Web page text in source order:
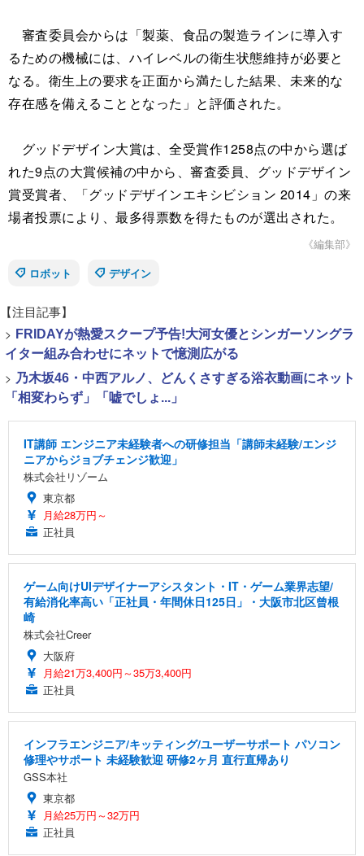
審査委員会からは「製薬、食品の製造ラインに導入す
るための機械には、ハイレベルの衛生状態維持が必要と
なる。衛生上の要求を正面から満たした結果、未来的な
存在感を備えることとなった」と評価された。
グッドデザイン大賞は、全受賞作1258点の中から選ば
れた9点の大賞候補の中から、審査委員、グッドデザイン
賞受賞者、「グッドデザインエキシビション 2014」の来
場者投票により、最多得票数を得たものが選出された。
《編集部》
ロボット
デザイン
【注目記事】
> FRIDAYが熱愛スクープ予告!大河女優とシンガーソングラ
イター組み合わせにネットで憶測広がる
> 乃木坂46・中西アルノ、どんくさすぎる浴衣動画にネット
「相変わらず」「嘘でしょ...」
IT講師 エンジニア未経験者への研修担当「講師未経験/エンジ
ニアからジョブチェンジ歓迎」
株式会社リゾーム
東京都
月給28万円～
正社員
ゲーム向けUIデザイナーアシスタント・IT・ゲーム業界志望/
有給消化率高い「正社員・年間休日125日」・大阪市北区曾根
崎
株式会社Creer
大阪府
月給21万3,400円～35万3,400円
正社員
インフラエンジニア/キッティング/ユーザーサポート パソコン
修理やサポート 未経験歓迎 研修2ヶ月 直行直帰あり
GSS本社
東京都
月給25万円～32万円
正社員